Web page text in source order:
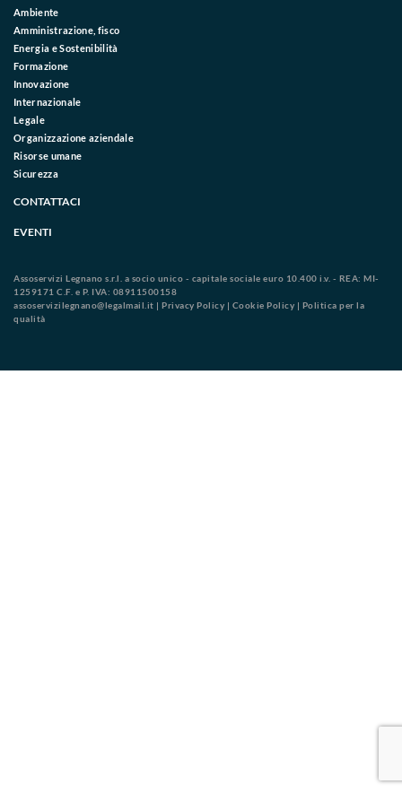
Ambiente
Amministrazione, fisco
Energia e Sostenibilità
Formazione
Innovazione
Internazionale
Legale
Organizzazione aziendale
Risorse umane
Sicurezza
CONTATTACI
EVENTI
Assoservizi Legnano s.r.l. a socio unico - capitale sociale euro 10.400 i.v. - REA: MI-
1259171 C.F. e P. IVA: 08911500158
assoservizilegnano@legalmail.it | Privacy Policy | Cookie Policy | Politica per la
qualità